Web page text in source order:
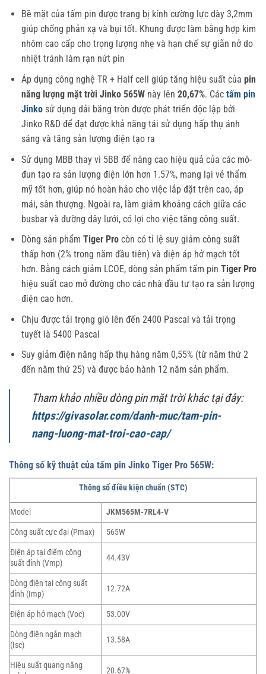
Bề mặt của tấm pin được trang bị kính cường lực dày 3,2mm
giúp chống phản xạ và bụi tốt. Khung được làm bằng hợp kim
nhôm cao cấp cho trọng lượng nhẹ và hạn chế sự giãn nở do
nhiệt tránh làm rạn nứt pin
Áp dụng công nghệ TR + Half cell giúp tăng hiệu suất của pin
năng lượng mặt trời Jinko 565Wnày lên 20,67%. Các tấm pin
Jinkosử dụng dải băng tròn được phát triển độc lập bởi
Jinko R&D để đạt được khả năng tái sử dụng hấp thụ ánh
sáng và tăng sản lượng điện tạo ra
Sử dụng MBB thay vì 5BB để nâng cao hiệu quả của các mô-
đun tạo ra sản lượng điện lớn hơn 1.57%, mang lại vẻ thẩm
mỹ tốt hơn, giúp nó hoàn hảo cho việc lắp đặt trên cao, áp
mái, sân thượng. Ngoài ra, làm giảm khoảng cách giữa các
busbar và đường dây lưới, có lợi cho việc tăng công suất.
Dòng sản phẩm Tiger Procòn có tỉ lệ suy giảm công suất
thấp hơn (2% trong năm đầu tiên) và điện áp hở mạch tốt
hơn. Bằng cách giảm LCOE, dòng sản phẩm tấm pin Tiger Pro
hiệu suất cao mở đường cho các nhà đầu tư tạo ra sản lượng
điện cao hơn.
Chịu được tải trọng gió lên đến 2400 Pascal và tải trọng
tuyết là 5400 Pascal
Suy giảm điện năng hấp thụ hàng năm 0,55% (từ năm thứ 2
đến năm thứ 25) và được bảo hành 12 năm sản phẩm.
Tham khảo nhiều dòng pin mặt trời khác tại đây:
https://givasolar.com/danh-muc/tam-pin-
nang-luong-mat-troi-cao-cap/
Thông số kỹ thuật của tấm pin Jinko Tiger Pro 565W:
Thông số điều kiện chuẩn (STC)
Model
JKM565M-7RL4-V
Công suất cực đại (Pmax)
565W
Điện áp tại điểm công
suất đỉnh (Vmp)
44.43V
Dòng điện tại công suất
đỉnh (Imp)
12.72A
Điện áp hở mạch (Voc)
53.00V
Dòng điện ngắn mạch
(Isc)
13.58A
Hiệu suất quang năng
20.67%